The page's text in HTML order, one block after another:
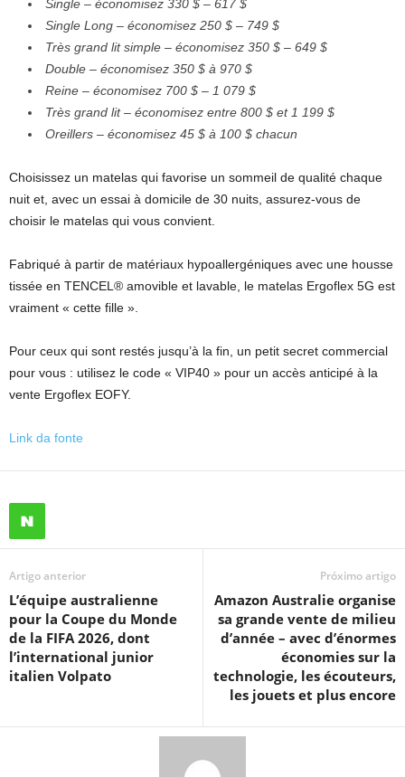
Single – économisez 330 $ – 617 $
Single Long – économisez 250 $ – 749 $
Très grand lit simple – économisez 350 $ – 649 $
Double – économisez 350 $ à 970 $
Reine – économisez 700 $ – 1 079 $
Très grand lit – économisez entre 800 $ et 1 199 $
Oreillers – économisez 45 $ à 100 $ chacun
Choisissez un matelas qui favorise un sommeil de qualité chaque
nuit et, avec un essai à domicile de 30 nuits, assurez-vous de
choisir le matelas qui vous convient.
Fabriqué à partir de matériaux hypoallergéniques avec une housse
tissée en TENCEL® amovible et lavable, le matelas Ergoflex 5G est
vraiment « cette fille ».
Pour ceux qui sont restés jusqu’à la fin, un petit secret commercial
pour vous : utilisez le code « VIP40 » pour un accès anticipé à la
vente Ergoflex EOFY.
Link da fonte
Artigo anterior
L’équipe australienne
pour la Coupe du Monde
de la FIFA 2026, dont
l’international junior
italien Volpato
Próximo artigo
Amazon Australie organise
sa grande vente de milieu
d’année – avec d’énormes
économies sur la
technologie, les écouteurs,
les jouets et plus encore